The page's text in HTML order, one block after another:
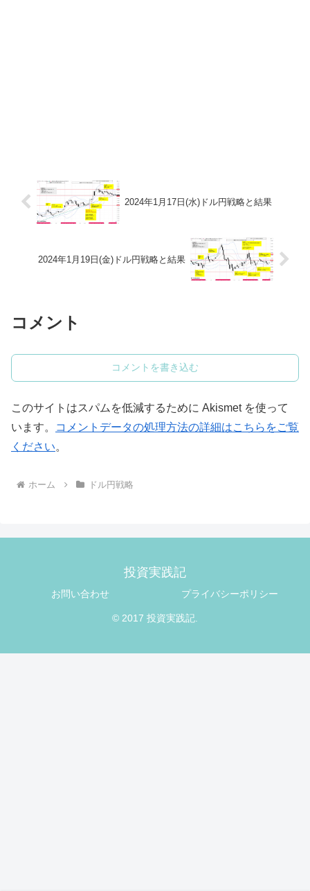
2024年1月17日(水)ドル円戦略と結果
2024年1月19日(金)ドル円戦略と結果
コメント
コメントを書き込む
このサイトはスパムを低減するために Akismet を使って
います。
コメントデータの処理方法の詳細はこちらをご覧
ください。
ホーム ドル円戦略
投資実践記
お問い合わせ プライバシーポリシー
© 2017 投資実践記.